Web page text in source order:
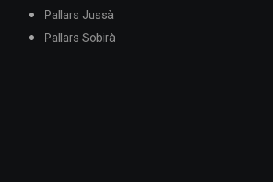
Pallars Jussà
Pallars Sobirà